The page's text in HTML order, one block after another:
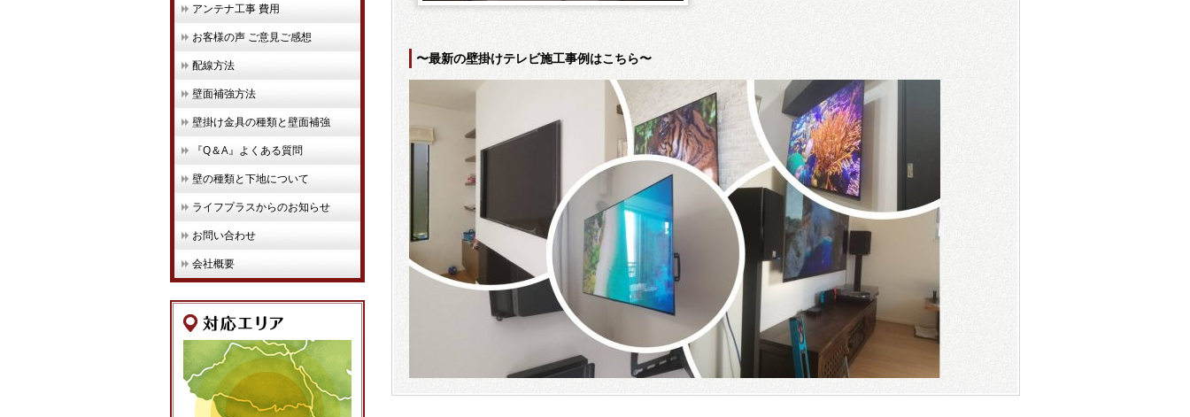
〜最新の壁掛けテレビ施工事例はこちら〜
アンテナ工事 費用
お客様の声 ご意見ご感想
配線方法
壁面補強方法
壁掛け金具の種類と壁面補強
『Q＆A』よくある質問
壁の種類と下地について
ライフプラスからのお知らせ
お問い合わせ
会社概要